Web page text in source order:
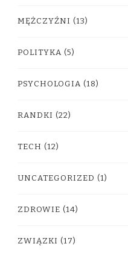
MĘŻCZYŹNI (13)
POLITYKA (5)
PSYCHOLOGIA (18)
RANDKI (22)
TECH (12)
UNCATEGORIZED (1)
ZDROWIE (14)
ZWIĄZKI (17)